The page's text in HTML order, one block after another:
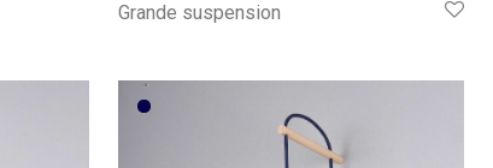
Grande suspension